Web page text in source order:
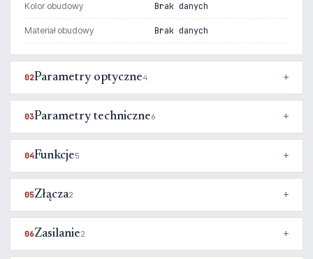
Kolor obudowy Brak danych
Materiał obudowy Brak danych
02Parametry optyczne4
03Parametry techniczne6
04Funkcje5
05Złącza2
06Zasilanie2